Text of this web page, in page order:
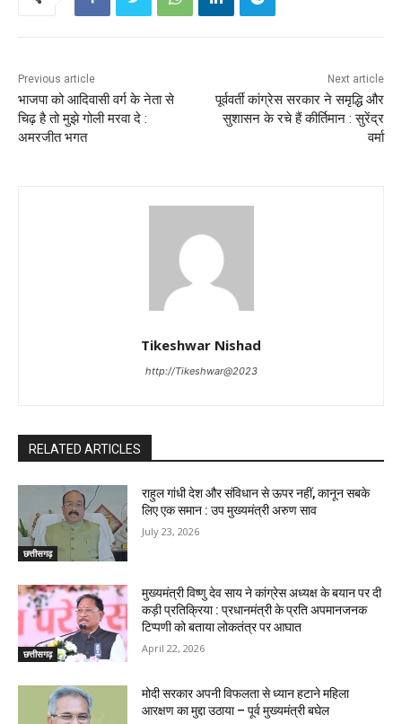
Previous article
भाजपा को आदिवासी वर्ग के नेता से
चिढ़ है तो मुझे गोली मरवा दे :
अमरजीत भगत
Next article
पूर्ववर्ती कांग्रेस सरकार ने समृद्धि और
सुशासन के रचे हैं कीर्तिमान : सुरेंद्र
वर्मा
Tikeshwar Nishad
http://Tikeshwar@2023
RELATED ARTICLES
छत्तीसगढ़
राहुल गांधी देश और संविधान से ऊपर नहीं, कानून सबके
लिए एक समान : उप मुख्यमंत्री अरुण साव
July 23, 2026
छत्तीसगढ़
मुख्यमंत्री विष्णु देव साय ने कांग्रेस अध्यक्ष के बयान पर दी
कड़ी प्रतिक्रिया : प्रधानमंत्री के प्रति अपमानजनक
टिप्पणी को बताया लोकतंत्र पर आघात
April 22, 2026
मोदी सरकार अपनी विफलता से ध्यान हटाने महिला
आरक्षण का मुद्दा उठाया – पूर्व मुख्यमंत्री बघेल